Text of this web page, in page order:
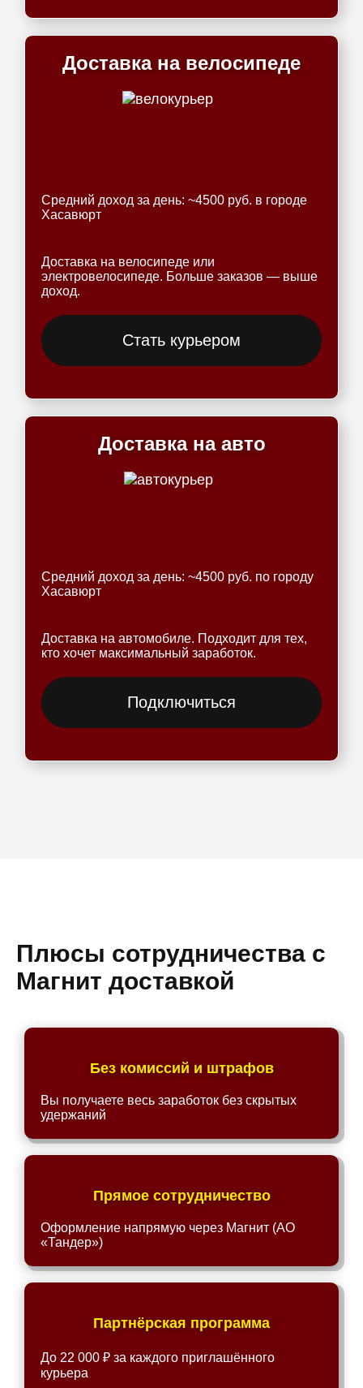
Доставка на велосипеде
Средний доход за день: ~4500 руб. в городе
Хасавюрт
Доставка на велосипеде или
электровелосипеде. Больше заказов — выше
доход.
Стать курьером
Доставка на авто
Средний доход за день: ~4500 руб. по городу
Хасавюрт
Доставка на автомобиле. Подходит для тех,
кто хочет максимальный заработок.
Подключиться
Плюсы сотрудничества с
Магнит доставкой
Без комиссий и штрафов
Вы получаете весь заработок без скрытых
удержаний
Прямое сотрудничество
Оформление напрямую через Магнит (АО
«Тандер»)
Партнёрская программа
До 22 000 ₽ за каждого приглашённого
курьера